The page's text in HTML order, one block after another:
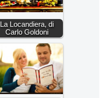
La Locandiera, di
Carlo Goldoni